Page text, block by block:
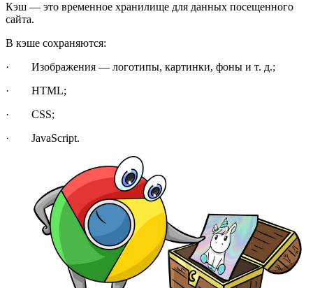
Кэш — это временное хранилище для данных посещенного
сайта.
В кэше сохраняются:
· Изображения — логотипы, картинки, фоны и т. д.;
· HTML;
· CSS;
· JavaScript.